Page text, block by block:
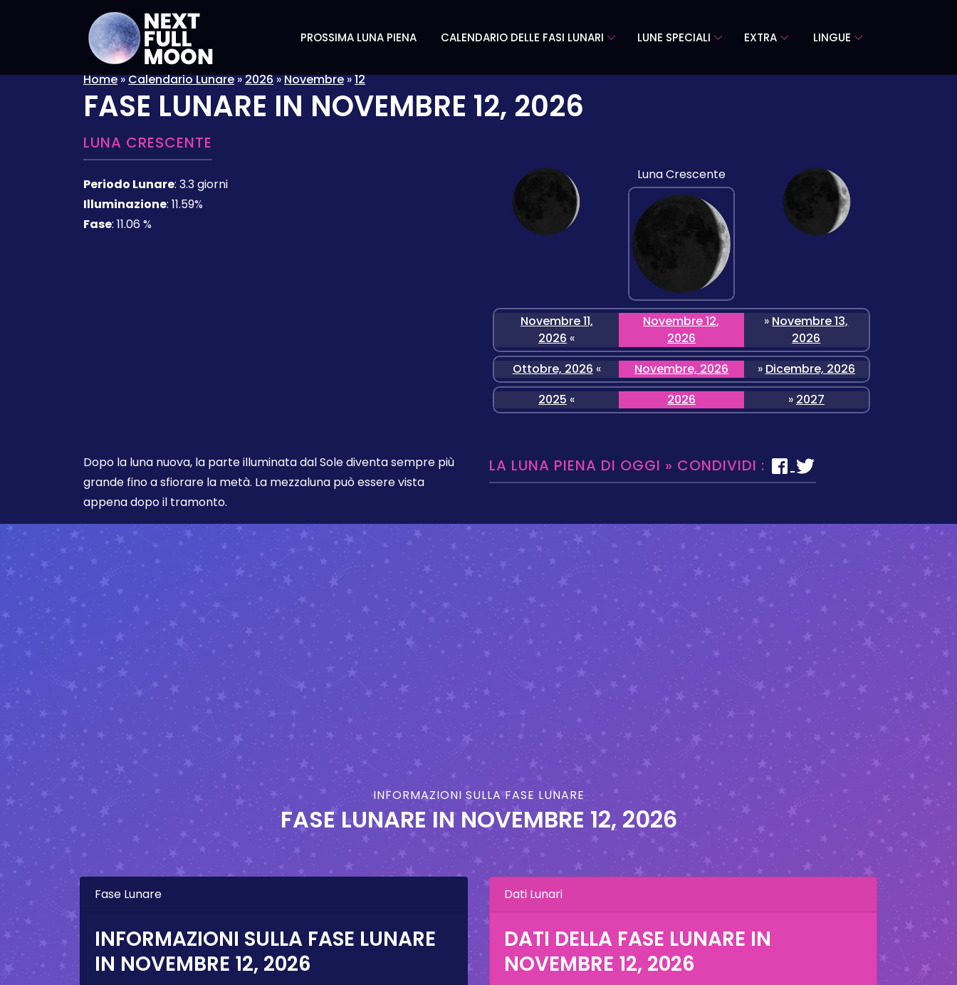
PROSSIMA LUNA PIENA CALENDARIO DELLE FASI LUNARI LUNE SPECIALI EXTRA LINGUE
Home»Calendario Lunare»2026»Novembre»12
FASE LUNARE IN NOVEMBRE 12, 2026
LUNA CRESCENTE
Periodo Lunare: 3.3 giorni
Illuminazione: 11.59%
Fase: 11.06 %
Luna Crescente
Novembre 11,
2026 «
Novembre 12,
2026
» Novembre 13,
2026
Ottobre, 2026 « Novembre, 2026 » Dicembre, 2026
2025 « 2026 » 2027
Dopo la luna nuova, la parte illuminata dal Sole diventa sempre più
grande fino a sfiorare la metà. La mezzaluna può essere vista
appena dopo il tramonto.
LA LUNA PIENA DI OGGI » CONDIVIDI :
INFORMAZIONI SULLA FASE LUNARE
FASE LUNARE IN NOVEMBRE 12, 2026
Fase Lunare
INFORMAZIONI SULLA FASE LUNARE
IN NOVEMBRE 12, 2026
Dati Lunari
DATI DELLA FASE LUNARE IN
NOVEMBRE 12, 2026